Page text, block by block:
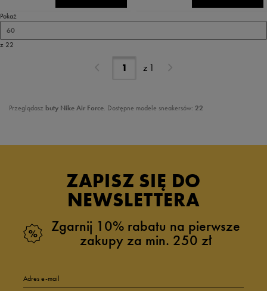
Pokaż
60
z 22
z 1
Przeglądasz buty Nike Air Force. Dostępne modele sneakersów: 22
ZAPISZ SIĘ DO
NEWSLETTERA
Zgarnij 10% rabatu na pierwsze
zakupy za min. 250 zł
Adres e-mail